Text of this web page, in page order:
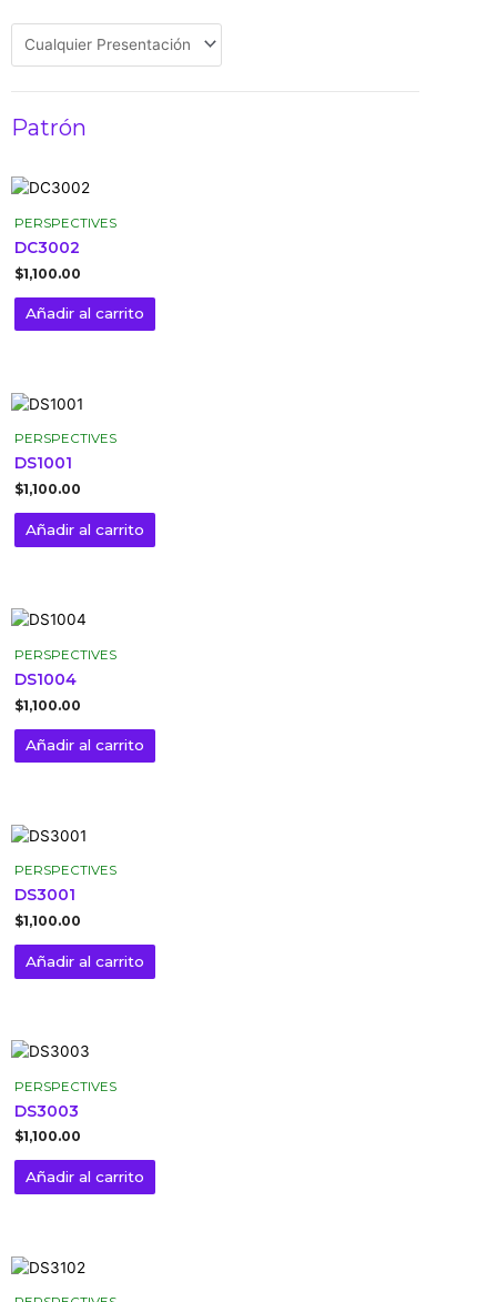
Patrón
PERSPECTIVES
DC3002
$1,100.00
Añadir al carrito
PERSPECTIVES
DS1001
$1,100.00
Añadir al carrito
PERSPECTIVES
DS1004
$1,100.00
Añadir al carrito
PERSPECTIVES
DS3001
$1,100.00
Añadir al carrito
PERSPECTIVES
DS3003
$1,100.00
Añadir al carrito